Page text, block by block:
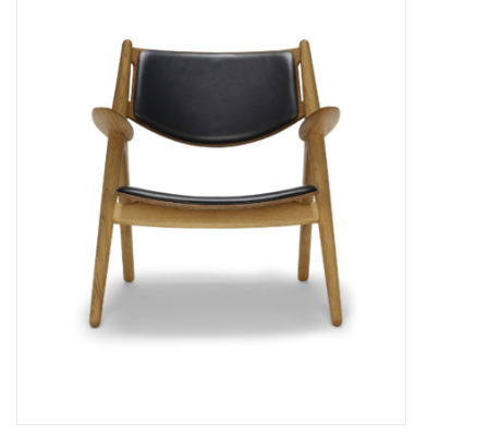
GIFTS & DECORATIVE 禮品
HEALTHY LIVING 健康家居
LATEST ARRIVALS 最新扺港
MATER 系列
FREDERICIA 系列